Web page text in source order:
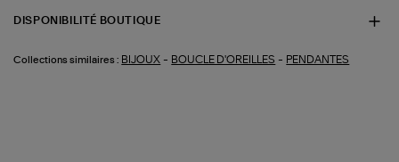
DISPONIBILITÉ BOUTIQUE
Collections similaires : BIJOUX - BOUCLE D'OREILLES - PENDANTES